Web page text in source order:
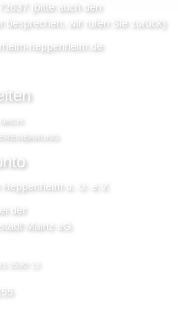
(bitte auch den
besprechen, wir rufen Sie zurück)
heppenheim.de
Heppenheim u. U. e.V.
der
Mainz eG
0590 12